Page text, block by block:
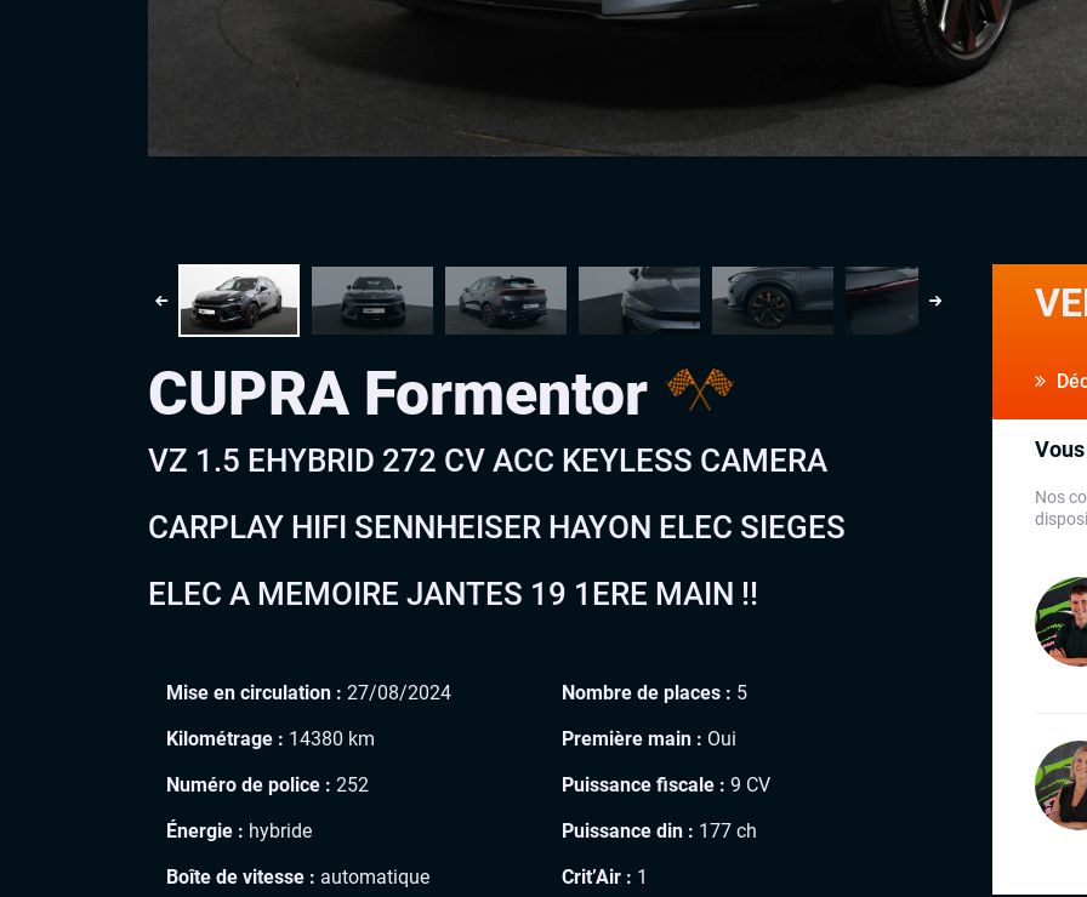
CUPRA Formentor
VZ 1.5 EHYBRID 272 CV ACC KEYLESS CAMERA
CARPLAY HIFI SENNHEISER HAYON ELEC SIEGES
ELEC A MEMOIRE JANTES 19 1ERE MAIN !!
Mise en circulation : 27/08/2024
Kilométrage : 14380 km
Numéro de police : 252
Énergie : hybride
Boîte de vitesse : automatique
Nombre de places : 5
Première main : Oui
Puissance fiscale : 9 CV
Puissance din : 177 ch
Crit’Air : 1
Nos